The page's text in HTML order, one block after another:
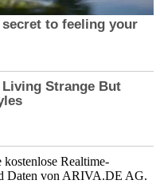
Realtime-
Daten von ARIVA.DE AG.